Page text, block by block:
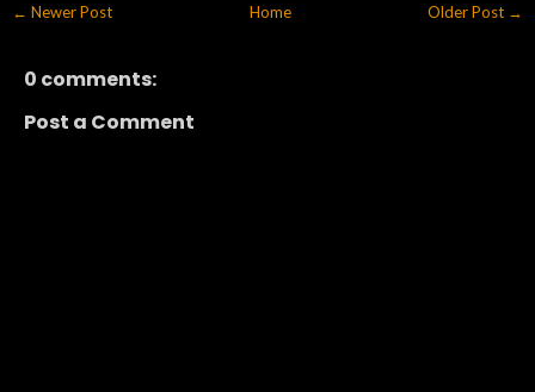
← Newer Post Older Post →
Home
0 comments:
Post a Comment